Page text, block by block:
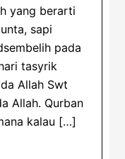
yang berarti
sapi
pada
tasyrik
Allah Swt
Allah. Qurban
kalau […]